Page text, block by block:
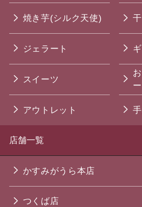
焼き芋(シルク天使)
ジェラート
スイーツ
アウトレット
店舗一覧
かすみがうら本店
つくば店